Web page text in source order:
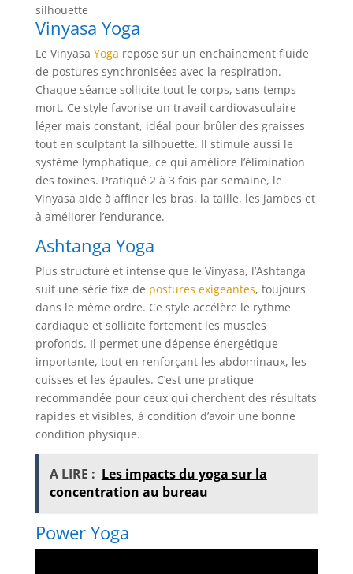
silhouette
Vinyasa Yoga
Le Vinyasa Yoga repose sur un enchaînement fluide
de postures synchronisées avec la respiration.
Chaque séance sollicite tout le corps, sans temps
mort. Ce style favorise un travail cardiovasculaire
léger mais constant, idéal pour brûler des graisses
tout en sculptant la silhouette. Il stimule aussi le
système lymphatique, ce qui améliore l’élimination
des toxines. Pratiqué 2 à 3 fois par semaine, le
Vinyasa aide à affiner les bras, la taille, les jambes et
à améliorer l’endurance.
Ashtanga Yoga
Plus structuré et intense que le Vinyasa, l’Ashtanga
suit une série fixe de postures exigeantes, toujours
dans le même ordre. Ce style accélère le rythme
cardiaque et sollicite fortement les muscles
profonds. Il permet une dépense énergétique
importante, tout en renforçant les abdominaux, les
cuisses et les épaules. C’est une pratique
recommandée pour ceux qui cherchent des résultats
rapides et visibles, à condition d’avoir une bonne
condition physique.
A LIRE : Les impacts du yoga sur la
concentration au bureau
Power Yoga